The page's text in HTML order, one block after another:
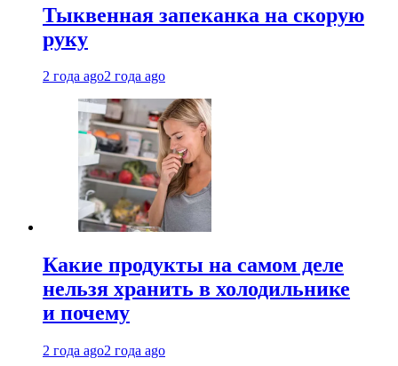
Тыквенная запеканка на скорую
руку
2 года ago2 года ago
Какие продукты на самом деле
нельзя хранить в холодильнике
и почему
2 года ago2 года ago